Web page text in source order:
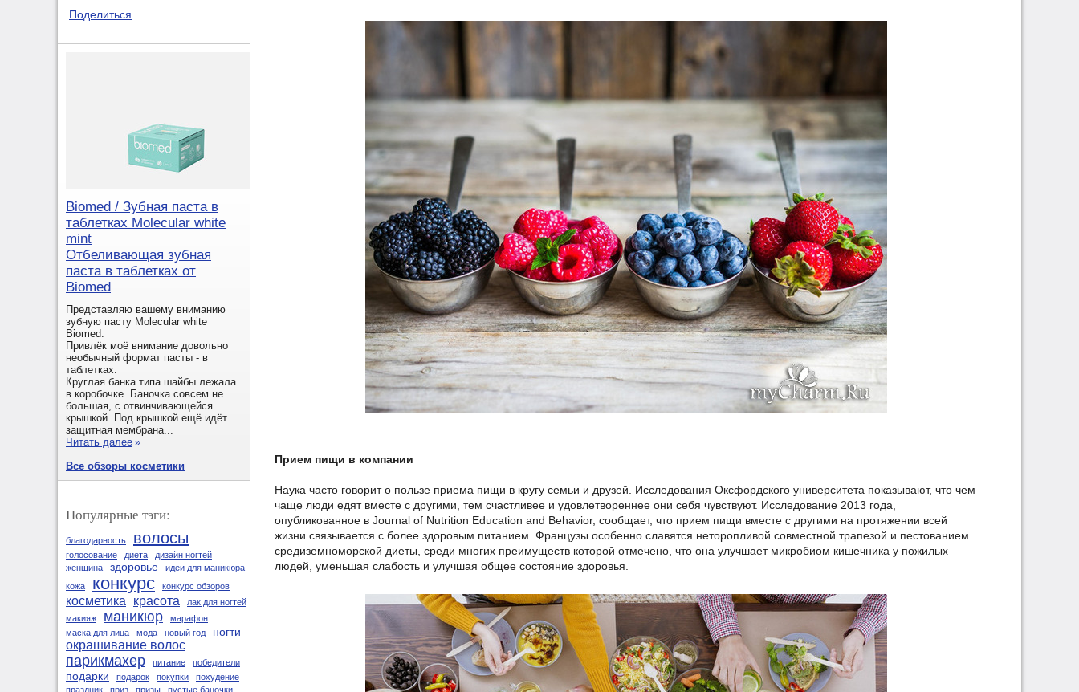
Прием пищи в компании
Наука часто говорит о пользе приема пищи в кругу семьи и друзей. Исследования Оксфордского университета показывают, что чем
чаще люди едят вместе с другими, тем счастливее и удовлетвореннее они себя чувствуют. Исследование 2013 года,
опубликованное в Journal of Nutrition Education and Behavior, сообщает, что прием пищи вместе с другими на протяжении всей
жизни связывается с более здоровым питанием. Французы особенно славятся неторопливой совместной трапезой и пестованием
средиземноморской диеты, среди многих преимуществ которой отмечено, что она улучшает микробиом кишечника у пожилых
людей, уменьшая слабость и улучшая общее состояние здоровья.
Поделиться
Biomed / Зубная паста в
таблетках Molecular white
mint
Отбеливающая зубная
паста в таблетках от
Biomed
Представляю вашему вниманию
зубную пасту Molecular white
Biomed.
Привлёк моё внимание довольно
необычный формат пасты - в
таблетках.
Круглая банка типа шайбы лежала
в коробочке. Баночка совсем не
большая, с отвинчивающейся
крышкой. Под крышкой ещё идёт
защитная мембрана...
Читать далее »
Все обзоры косметики
Популярные тэги:
благодарность волосы
голосование диета
дизайн ногтей
женщина
здоровье
идеи для маникюра
кожа
конкурс конкурс обзоров
косметика красота
лак для ногтей
макияж
маникюр
марафон
маска для лица
мода новый год ногти
окрашивание волос
парикмахер питание победители
подарки подарок покупки
похудение
праздник
приз призы пустые баночки